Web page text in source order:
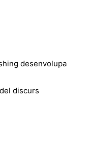
desenvolupa
discurs